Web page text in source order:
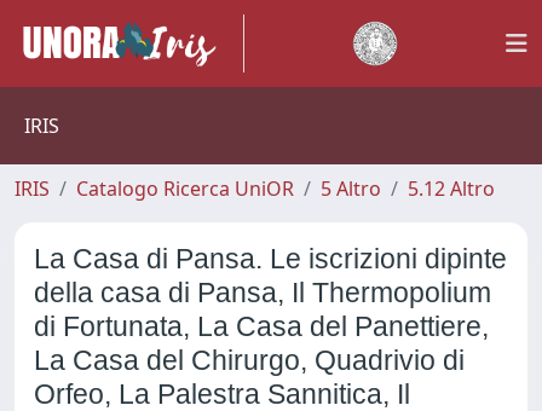
IRIS
IRIS Catalogo Ricerca UniOR 5 Altro 5.12 Altro
La Casa di Pansa. Le iscrizioni dipinte
della casa di Pansa, Il Thermopolium
di Fortunata, La Casa del Panettiere,
La Casa del Chirurgo, Quadrivio di
Orfeo, La Palestra Sannitica, Il